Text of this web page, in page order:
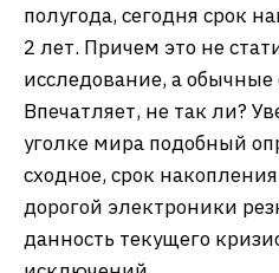
полугода, сегодня срок
2 лет. Причем это не
исследование, а обычные
Впечатляет, не так ли?
уголке мира подобный
сходное, срок
дорогой электроники
данность текущего